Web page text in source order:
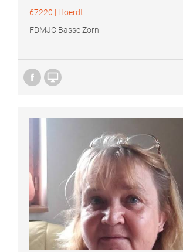
67220 | Hoerdt
FDMJC Basse Zorn
